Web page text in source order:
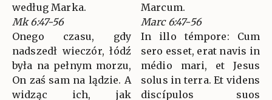
według Marka.
Mk 6:47-56
Onego czasu, gdy
nadszedł wieczór, łódź
była na pełnym morzu,
On zaś sam na lądzie. A
widząc ich, jak
Marcum.
Marc 6:47-56
In illo témpore: Cum
sero esset, erat navis in
médio mari, et Jesus
solus in terra. Et videns
discípulos suos